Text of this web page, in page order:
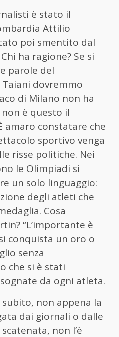
è stato il
Attilio
poi smentito dal
ha ragione? Se si
parole del
dovremmo
di Milano non ha
è questo il
amaro constatare che
sportivo venga
risse politiche. Nei
le Olimpiadi si
un solo linguaggio:
degli atleti che
Cosa
“L’importante è
conquista un oro o
senza
che si è stati
da ogni atleta.
non appena la
dai giornali o dalle
non l’è